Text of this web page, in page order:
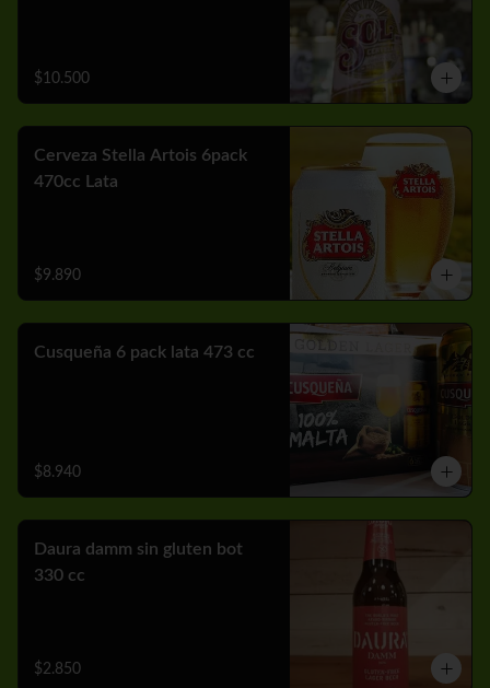
$10.500
Cerveza Stella Artois 6pack
470cc Lata
$9.890
Cusqueña 6 pack lata 473 cc
$8.940
Daura damm sin gluten bot
330 cc
$2.850